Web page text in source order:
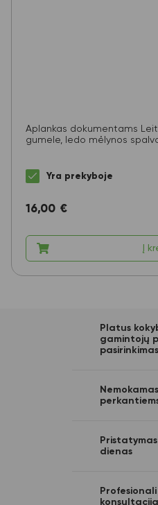
Aplankas dokumentams
gumele, ledo mėlynos
Yra prekyboje
16,00 €
Į
Platus
gamintojų
pasirinkimas
dienas
konsultacija